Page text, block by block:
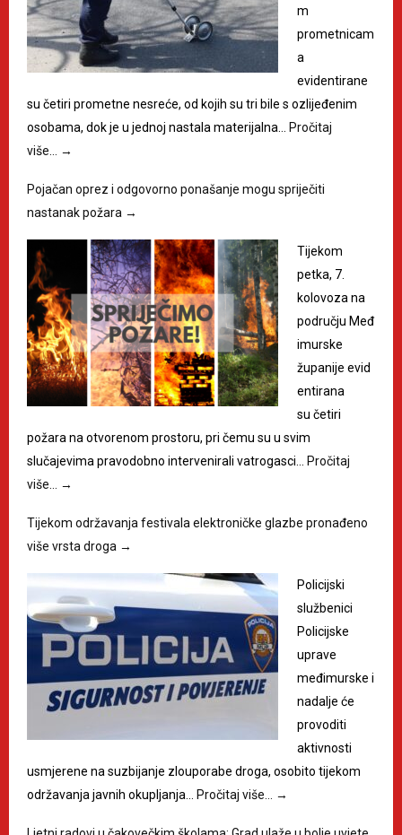
m
prometnicam
a
evidentirane
su četiri prometne nesreće, od kojih su tri bile s ozlijeđenim
osobama, dok je u jednoj nastala materijalna…
Pročitaj
više…
→
Pojačan oprez i odgovorno ponašanje mogu spriječiti
nastanak požara →
Tijekom
petka, 7.
kolovoza na
području Međ
imurske
županije evid
entirana
su četiri
požara na otvorenom prostoru, pri čemu su u svim
slučajevima pravodobno intervenirali vatrogasci…
Pročitaj
više…
→
Tijekom održavanja festivala elektroničke glazbe pronađeno
više vrsta droga →
Policijski
službenici
Policijske
uprave
međimurske i
nadalje će
provoditi
aktivnosti
usmjerene na suzbijanje zlouporabe droga, osobito tijekom
održavanja javnih okupljanja…
Pročitaj više… →